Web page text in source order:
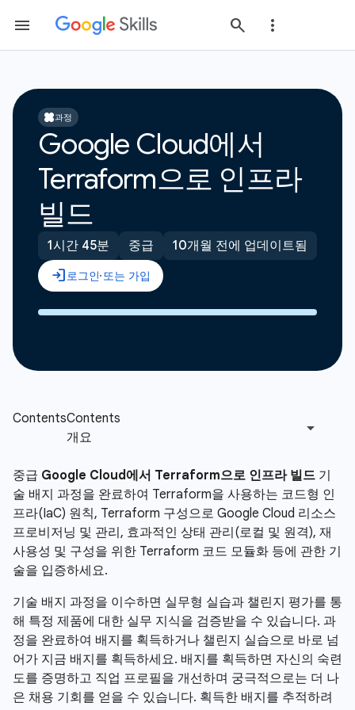
과정
Google Cloud에서
Terraform으로 인프라
빌드
1시간 45분 중급 10개월 전에 업데이트됨
중급 Google Cloud에서 Terraform으로 인프라 빌드 기
술 배지 과정을 완료하여 Terraform을 사용하는 코드형 인
프라(IaC) 원칙, Terraform 구성으로 Google Cloud 리소스
프로비저닝 및 관리, 효과적인 상태 관리(로컬 및 원격), 재
사용성 및 구성을 위한 Terraform 코드 모듈화 등에 관한 기
술을 입증하세요.
기술 배지 과정을 이수하면 실무형 실습과 챌린지 평가를 통
해 특정 제품에 대한 실무 지식을 검증받을 수 있습니다. 과
정을 완료하여 배지를 획득하거나 챌린지 실습으로 바로 넘
어가 지금 배지를 획득하세요. 배지를 획득하면 자신의 숙련
도를 증명하고 직업 프로필을 개선하며 궁극적으로는 더 나
은 채용 기회를 얻을 수 있습니다. 획득한 배지를 추적하려